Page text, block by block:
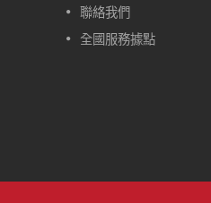
聯絡我們
全國服務據點
的。除了一般型的W417，另外還
W417-CA、W417-HA、W417-